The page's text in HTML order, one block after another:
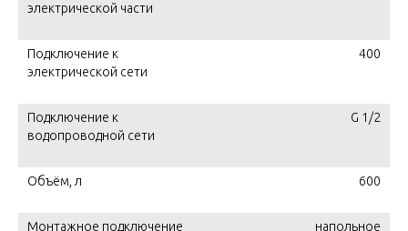
электрической части
Подключение к
электрической сети
400
Подключение к
водопроводной сети
G 1/2
Объём, л 600
Монтажное подключение напольное